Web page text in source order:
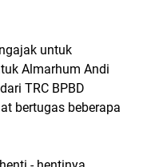
untuk
Almarhum Andi
TRC BPBD
bertugas beberapa